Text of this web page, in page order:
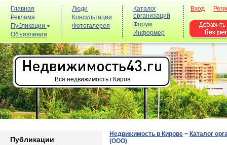
Главная
Реклама
Публикации
Объявления
Люди
Консультации
Фотогалерея
Каталог
организаций
Форум
Информер
Вход
Вся недвижимость г.Киров
Публикации
Недвижимость в Кирове − Каталог
(ООО)